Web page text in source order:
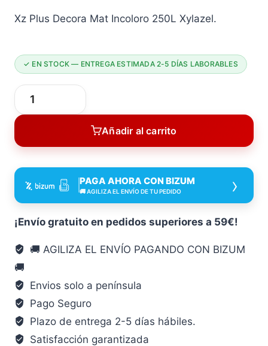
Xz Plus Decora Mat Incoloro 250L Xylazel.
✓ EN STOCK — ENTREGA ESTIMADA 2-5 DÍAS LABORABLES
XZ
PLUS
Decora
Incoloro
250
L
Xylazel
L
250
M
protector
madera
cantidad
Añadir al carrito
PAGA AHORA CON BIZUM
🚚 AGILIZA EL ENVÍO DE TU PEDIDO ›
¡Envío gratuito en pedidos superiores a 59€!
🚚 AGILIZA EL ENVÍO PAGANDO CON BIZUM
🚚
Envios solo a península
Pago Seguro
Plazo de entrega 2-5 días hábiles.
Satisfacción garantizada